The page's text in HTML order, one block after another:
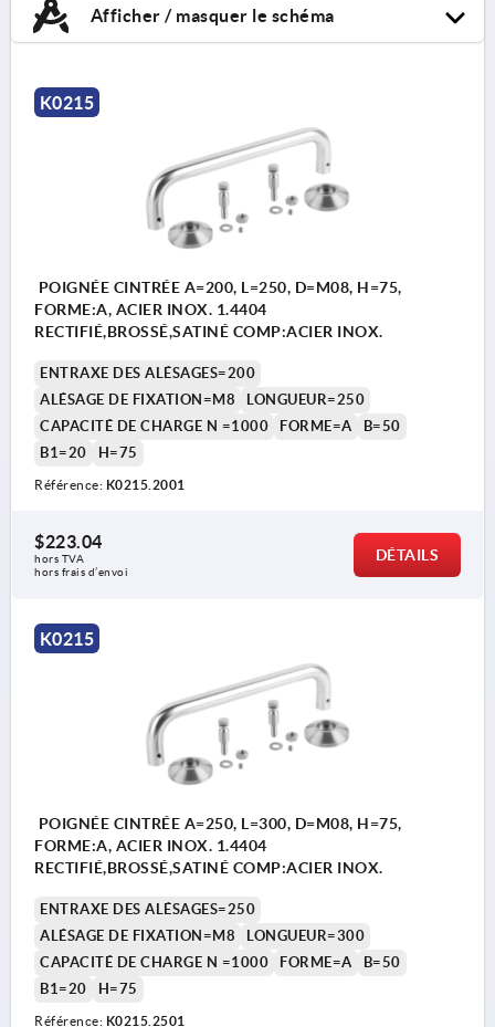
Afficher / masquer le schéma
Fixation en façade.
Fixation par l'arrière.
K0215
POIGNÉE CINTRÉE A=200, L=250, D=M08, H=75,
FORME:A, ACIER INOX. 1.4404
RECTIFIÉ,BROSSÉ,SATINÉ COMP:ACIER INOX.
ENTRAXE DES ALÉSAGES=200
ALÉSAGE DE FIXATION=M8
LONGUEUR=250
CAPACITÉ DE CHARGE N =1000
FORME=A
B=50
B1=20
H=75
Référence: K0215.2001
$223.04
hors TVA
hors frais d’envoi
DÉTAILS
K0215
POIGNÉE CINTRÉE A=250, L=300, D=M08, H=75,
FORME:A, ACIER INOX. 1.4404
RECTIFIÉ,BROSSÉ,SATINÉ COMP:ACIER INOX.
ENTRAXE DES ALÉSAGES=250
ALÉSAGE DE FIXATION=M8
LONGUEUR=300
CAPACITÉ DE CHARGE N =1000
FORME=A
B=50
B1=20
H=75
Référence: K0215.2501